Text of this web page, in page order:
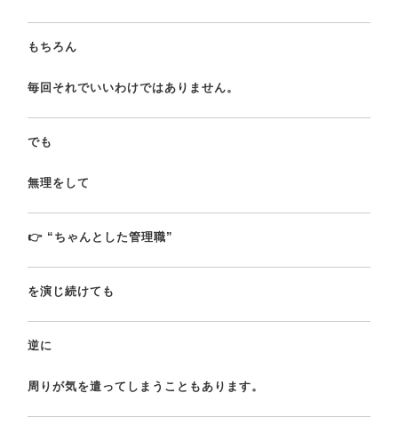
もちろん
毎回それでいいわけではありません。
でも
無理をして
👉 “ちゃんとした管理職”
を演じ続けても
逆に
周りが気を遣ってしまうこともあります。